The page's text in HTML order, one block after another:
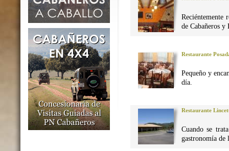
Reciéntemente
de Cabañeros y
Restaurante
Pequeño y
día.
Restaurante
Cuando se
gastronomía de